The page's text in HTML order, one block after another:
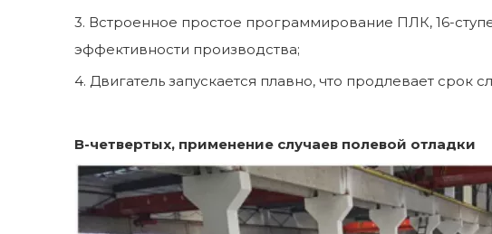
3. Встроенное простое программирование ПЛК, 16-
эффективности производства;
4. Двигатель запускается плавно, что продлевает срок
В-четвертых, применение случаев полевой отладки